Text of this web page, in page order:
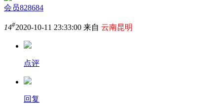
会员828684
14#2020-10-11 23:33:00 来自 云南昆明
点评
回复